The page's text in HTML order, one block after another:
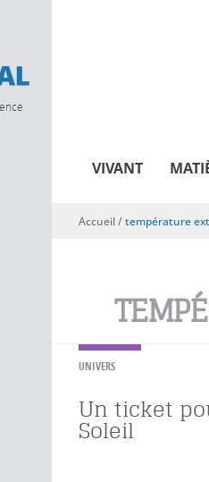
VIVANT
Vous êtes ici
Accueil/température
UNIVERS
Un ticket
Soleil